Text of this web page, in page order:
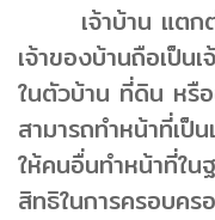
เจ้าบ้าน แตกต่า
เจ้าของบ้านถือเป็น
ในตัวบ้าน ที่ดิน หรือ
สามารถทำหน้าที่เป็
ให้คนอื่นทำหน้าที่ใน
สิทธิในการครอบคร